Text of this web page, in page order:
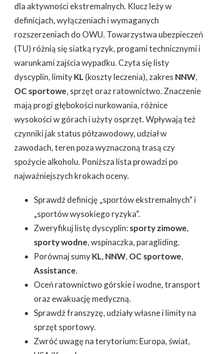
dla aktywności ekstremalnych. Klucz leży w
definicjach, wyłączeniach i wymaganych
rozszerzeniach do OWU. Towarzystwa ubezpieczeń
(TU) różnią się siatką ryzyk, progami technicznymi i
warunkami zajścia wypadku. Czyta się listy
dyscyplin, limityKL (koszty leczenia), zakres NNW,
OC sportowe, sprzęt oraz ratownictwo. Znaczenie
mają progi głębokości nurkowania, różnice
wysokości w górach i użyty osprzęt. Wpływają też
czynniki jak status półzawodowy, udział w
zawodach, teren poza wyznaczoną trasą czy
spożycie alkoholu. Poniższa lista prowadzi po
najważniejszych krokach oceny.
Sprawdź definicję „sportów ekstremalnych” i
„sportów wysokiego ryzyka”.
Zweryfikuj listę dyscyplin: sporty zimowe,
sporty wodne, wspinaczka, paragliding.
Porównaj sumyKL, NNW, OC sportowe,
Assistance.
Oceń ratownictwo górskie i wodne, transport
oraz ewakuację medyczną.
Sprawdź franszyzę, udziały własne i limity na
sprzęt sportowy.
Zwróć uwagę na terytorium: Europa, świat,